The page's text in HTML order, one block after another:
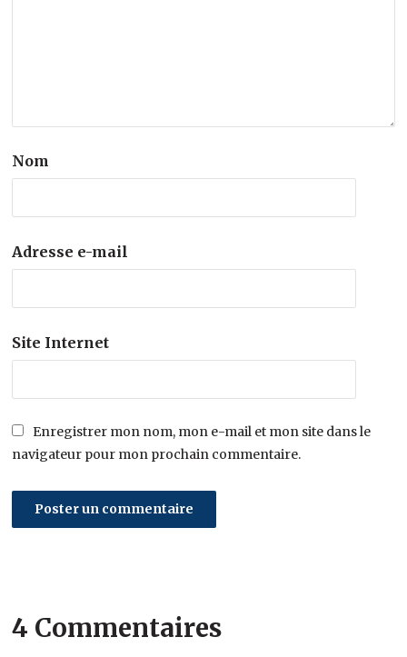
Nom
Adresse e-mail
Site Internet
Enregistrer mon nom, mon e-mail et mon site dans le
navigateur pour mon prochain commentaire.
4 Commentaires